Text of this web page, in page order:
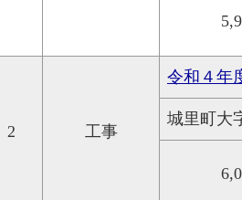
2 工事
令和４年
城里町大